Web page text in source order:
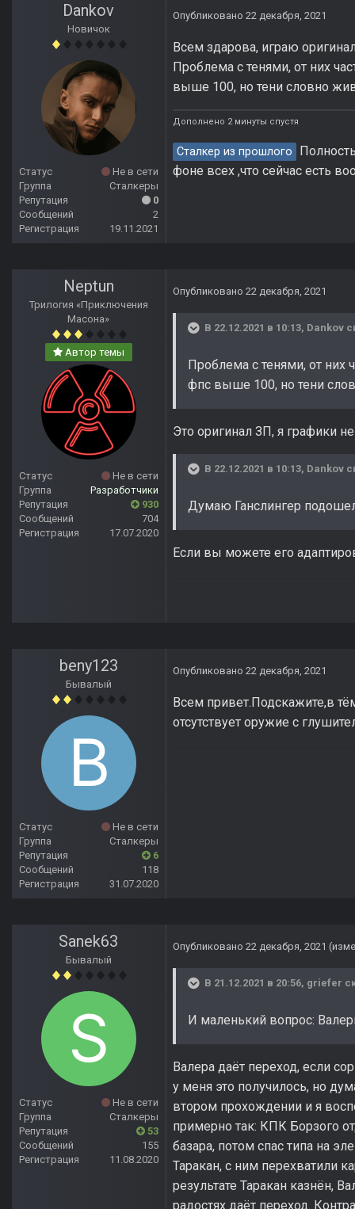
Dankov
Новичок
Статус
Не в сети
Группа
Сталкеры
Репутация
0
Сообщений
2
Регистрация
19.11.2021
Опубликовано 22 декабря, 2021
Всем здарова, играю
Проблема с тенями, от них
выше 100, но тени словно
Дополнено 2 минуты спустя
Сталкер из прошлого
фоне всех ,что сейчас есть
Neptun
Трилогия «Приключения
Масона»
Автор темы
Статус
Не в сети
Группа
Разработчики
Репутация
930
Сообщений
704
Регистрация
17.07.2020
Опубликовано 22 декабря, 2021
В 22.12.2021 в 10:13, Dankov
Проблема с тенями, от них
фпс выше 100, но тени
Это оригинал ЗП, я графики не
В 22.12.2021 в 10:13, Dankov
Думаю Ганслингер
Если вы можете его
beny123
Бывалый
Статус
Не в сети
Группа
Сталкеры
Репутация
6
Сообщений
118
Регистрация
31.07.2020
Опубликовано 22 декабря, 2021
Всем привет.Подскажите,в
отсутствует оружие с
Sanek63
Бывалый
Статус
Не в сети
Группа
Сталкеры
Репутация
53
Сообщений
155
Регистрация
11.08.2020
Опубликовано 22 декабря, 2021
В 21.12.2021 в 20:56, griefer
И маленький вопрос:
Валера даёт переход, если
у меня это получилось, но
втором прохождении и я
примерно так: КПК Борзого
базара, потом спас типа на
Таракан, с ним перехватили
результате Таракан казнён,
радостях даёт переход.